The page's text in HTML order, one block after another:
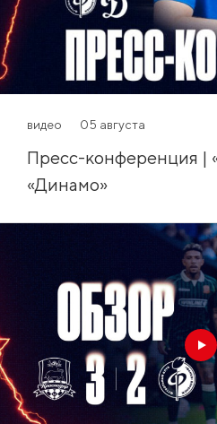
видео 05 августа
Пресс-конференция |
«Динамо»